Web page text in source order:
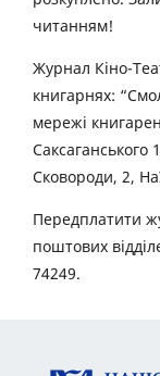
читанням!
Журнал Кіно-
книгарнях:
мережі
Саксаганського
Сковороди, 2,
Передплатити
поштових
74249.